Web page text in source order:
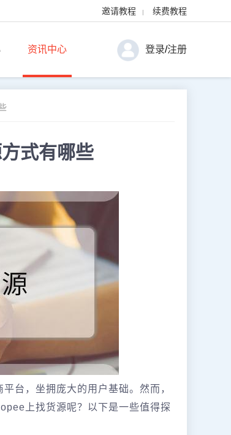
邀请教程 | 续费教程
资讯中心 登录/注册
式有哪些
台，坐拥庞大的用户基础。然而，
上找货源呢？以下是一些值得探